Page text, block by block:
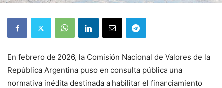
En febrero de 2026, la Comisión Nacional de Valores de la
República Argentina puso en consulta pública una
normativa inédita destinada a habilitar el financiamiento